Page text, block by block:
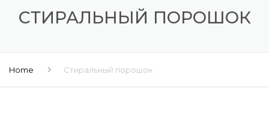
СТИРАЛЬНЫЙ ПОРОШОК
Home Стиральный порошок